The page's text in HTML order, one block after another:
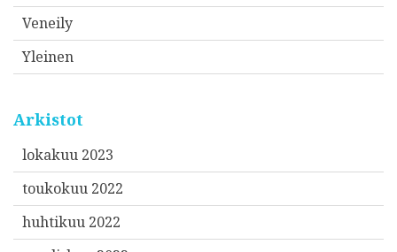
Veneily
Yleinen
Arkistot
lokakuu 2023
toukokuu 2022
huhtikuu 2022